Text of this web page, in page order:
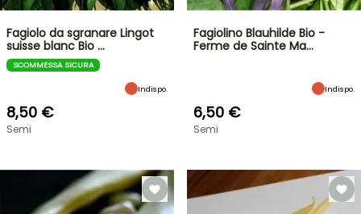
Fagiolo da sgranare Lingot
suisse blanc Bio …
SCOMMESSA SICURA
Indispo.
8,50 €
Semi
Fagiolino Blauhilde Bio -
Ferme de Sainte Ma…
Indispo.
6,50 €
Semi